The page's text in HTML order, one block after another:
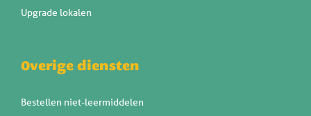
Upgrade lokalen
Overige diensten
Bestellen niet-leermiddelen